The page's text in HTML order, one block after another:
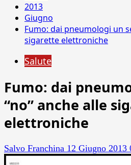
2013
Giugno
Fumo: dai pneumologi un
sigarette elettroniche
Salute
Fumo: dai
“no” anche alle
elettroniche
Salvo Franchina 12 Giugno 2013